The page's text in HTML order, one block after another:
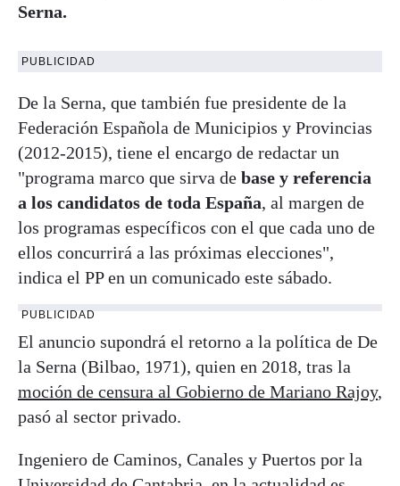
Serna.
PUBLICIDAD
De la Serna, que también fue presidente de la
Federación Española de Municipios y Provincias
(2012-2015), tiene el encargo de redactar un
"programa marco que sirva de base y referencia
a los candidatos de toda España, al margen de
los programas específicos con el que cada uno de
ellos concurrirá a las próximas elecciones",
indica el PP en un comunicado este sábado.
PUBLICIDAD
El anuncio supondrá el retorno a la política de De
la Serna (Bilbao, 1971), quien en 2018, tras la
moción de censura al Gobierno de Mariano Rajoy,
pasó al sector privado.
Ingeniero de Caminos, Canales y Puertos por la